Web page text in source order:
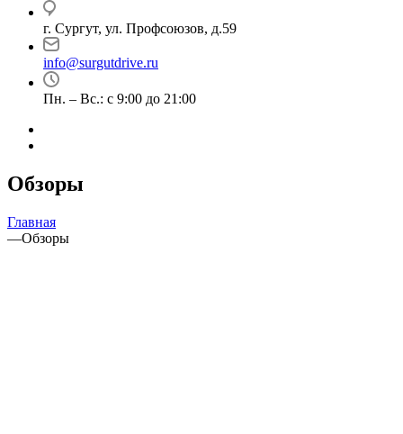
г. Сургут, ул. Профсоюзов, д.59
info@surgutdrive.ru
Пн. – Вс.: с 9:00 до 21:00
Обзоры
Главная
—Обзоры